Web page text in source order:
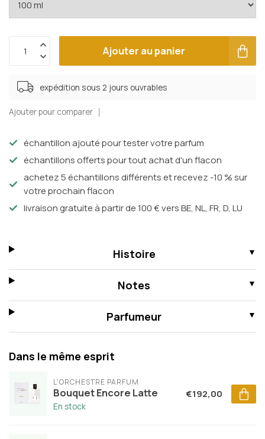
Ajouter au panier
expédition sous 2 jours ouvrables
Ajouter pour comparer
échantillon ajouté pour tester votre parfum
échantillons offerts pour tout achat d'un flacon
achetez 5 échantillons différents et recevez -10 % sur
votre prochain flacon
livraison gratuite à partir de 100 € vers BE, NL, FR, D, LU
Histoire
Notes
Parfumeur
Dans le même esprit
L'ORCHESTRE PARFUM
Bouquet Encore Latte
En stock
€192,00